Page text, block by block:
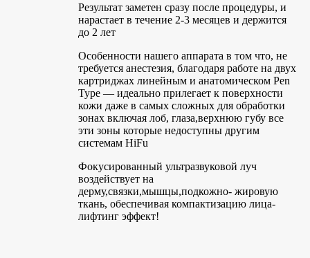
Результат заметен сразу после процедуры, и
нарастает в течение 2-3 месяцев и держится
до 2 лет
Особенности нашего аппарата в том что, не
требуется анестезия, благодаря работе на двух
картриджах линейным и анатомическом Pen
Type — идеально прилегает к поверхности
кожи даже в самых сложных для обработки
зонах включая лоб, глаза,верхнюю губу все
эти зоны которые недоступны другим
системам HiFu
Фокусированный ультразвуковой луч
воздействует на
дерму,связки,мышцы,подкожно- жировую
ткань, обеспечивая компактизацию лица-
лифтинг эффект!